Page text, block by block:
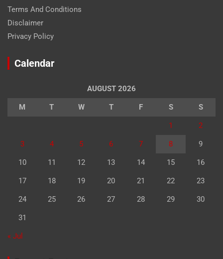
Terms And Conditions
Disclaimer
Privacy Policy
Calendar
AUGUST 2026
M T W T F S S
1 2
3 4 5 6 7 8 9
10 11 12 13 14 15 16
17 18 19 20 21 22 23
24 25 26 27 28 29 30
31
« Jul